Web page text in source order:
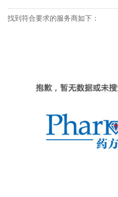
找到符合要求的服务商如下：